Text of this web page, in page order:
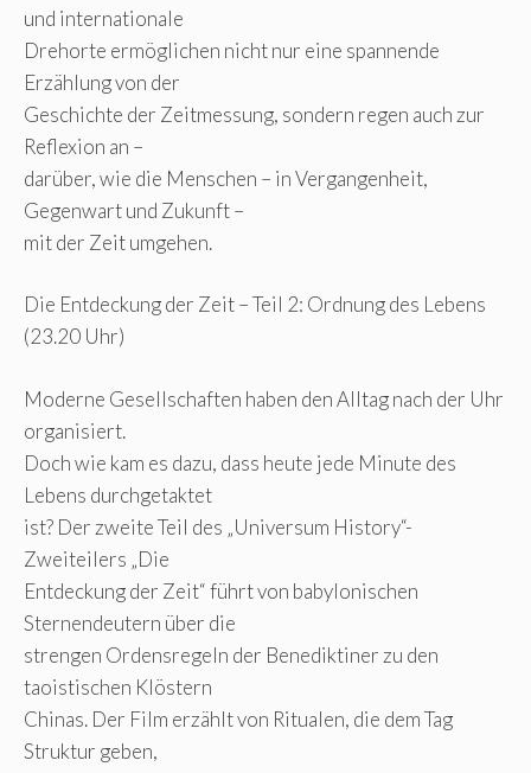
und internationale
Drehorte ermöglichen nicht nur eine spannende
Erzählung von der
Geschichte der Zeitmessung, sondern regen auch zur
Reflexion an –
darüber, wie die Menschen – in Vergangenheit,
Gegenwart und Zukunft –
mit der Zeit umgehen.
Die Entdeckung der Zeit – Teil 2: Ordnung des Lebens
(23.20 Uhr)
Moderne Gesellschaften haben den Alltag nach der Uhr
organisiert.
Doch wie kam es dazu, dass heute jede Minute des
Lebens durchgetaktet
ist? Der zweite Teil des „Universum History“-
Zweiteilers „Die
Entdeckung der Zeit“ führt von babylonischen
Sternendeutern über die
strengen Ordensregeln der Benediktiner zu den
taoistischen Klöstern
Chinas. Der Film erzählt von Ritualen, die dem Tag
Struktur geben,